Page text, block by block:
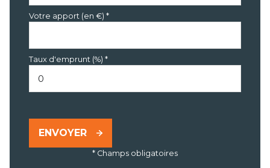
Votre apport (en €) *
Taux d'emprunt (%) *
ENVOYER
* Champs obligatoires